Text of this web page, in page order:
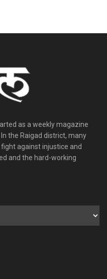
as a weekly magazine
the Raigad district, many
against injustice and
and the hard-working